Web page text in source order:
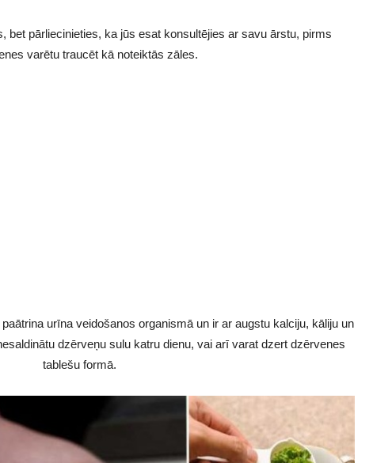
bet pārliecinieties, ka jūs esat konsultējies ar savu ārstu, pirms
varētu traucēt kā noteiktās zāles.
urīna veidošanos organismā un ir ar augstu kalciju, kāliju un
dzērveņu sulu katru dienu, vai arī varat dzert dzērvenes
tablešu formā.